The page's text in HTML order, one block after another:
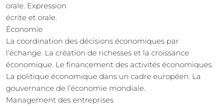
orale. Expression
écrite et orale.
Économie
La coordination des décisions économiques par
l’échange. La création de richesses et la croissance
économique. Le financement des activités économiques.
La politique économique dans un cadre européen. La
gouvernance de l’économie mondiale.
Management des entreprises